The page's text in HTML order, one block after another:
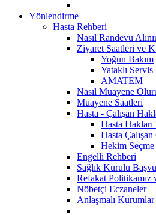
Yönlendirme
Hasta Rehberi
Nasıl Randevu
Ziyaret Saatleri ve
Yoğun Bakım
Yataklı Servis
AMATEM
Nasıl Muayene
Muayene Saatleri
Hasta - Çalışan
Hasta
Hasta
Hekim Seçme
Engelli Rehberi
Sağlık Kurulu
Refakat Politikamız
Nöbetçi Eczaneler
Anlaşmalı Kurumlar